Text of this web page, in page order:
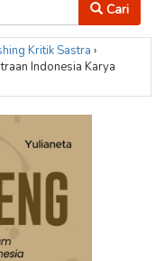
Cari
Kritik Sastra ›
Indonesia Karya